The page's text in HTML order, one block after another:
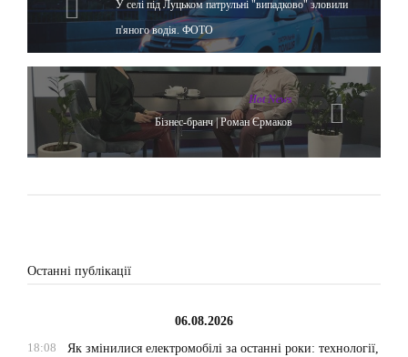
У селі під Луцьком патрульні "випадково" зловили
п'яного водія. ФОТО
Hot News
Бізнес-бранч | Роман Єрмаков
Останні публікації
06.08.2026
18:08
Як змінилися електромобілі за останні роки: технології,